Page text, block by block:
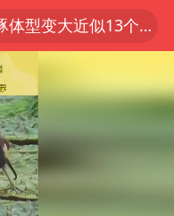
台风白海豚体型变大近似13个浙江面积
南部真主党
1岁宝宝碰坏纸巾盒 宝妈被索赔924元
付5.67亿美元
开着更省电”不实